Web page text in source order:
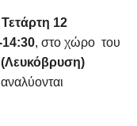
12
, στο χώρο του
(Λευκόβρυση)